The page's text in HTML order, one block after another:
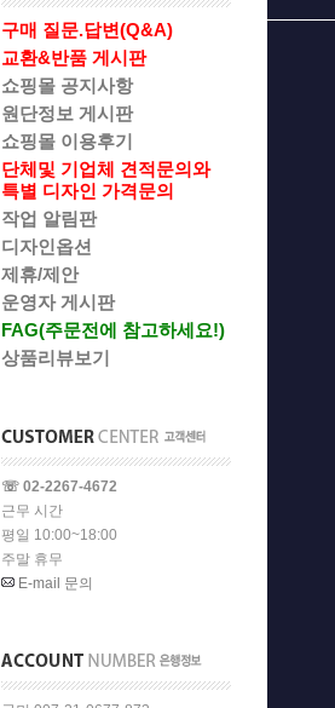
구매 질문.답변(Q&A)
교환&반품 게시판
쇼핑몰 공지사항
원단정보 게시판
쇼핑몰 이용후기
단체및 기업체 견적문의와
특별 디자인 가격문의
작업 알림판
디자인옵션
제휴/제안
운영자 게시판
FAG(주문전에 참고하세요!)
상품리뷰보기
☏ 02-2267-4672
근무 시간
평일 10:00~18:00
주말 휴무
E-mail 문의